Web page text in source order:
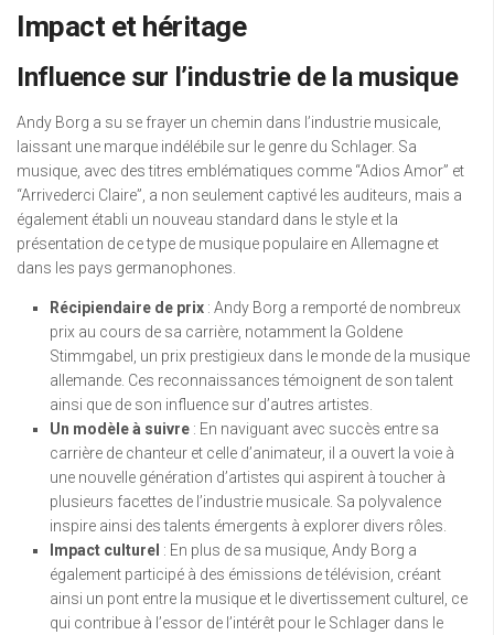
Impact et héritage
Influence sur l’industrie de la musique
Andy Borg a su se frayer un chemin dans l’industrie musicale,
laissant une marque indélébile sur le genre du Schlager. Sa
musique, avec des titres emblématiques comme “Adios Amor” et
“Arrivederci Claire”, a non seulement captivé les auditeurs, mais a
également établi un nouveau standard dans le style et la
présentation de ce type de musique populaire en Allemagne et
dans les pays germanophones.
Récipiendaire de prix : Andy Borg a remporté de nombreux
prix au cours de sa carrière, notamment la Goldene
Stimmgabel, un prix prestigieux dans le monde de la musique
allemande. Ces reconnaissances témoignent de son talent
ainsi que de son influence sur d’autres artistes.
Un modèle à suivre : En naviguant avec succès entre sa
carrière de chanteur et celle d’animateur, il a ouvert la voie à
une nouvelle génération d’artistes qui aspirent à toucher à
plusieurs facettes de l’industrie musicale. Sa polyvalence
inspire ainsi des talents émergents à explorer divers rôles.
Impact culturel : En plus de sa musique, Andy Borg a
également participé à des émissions de télévision, créant
ainsi un pont entre la musique et le divertissement culturel, ce
qui contribue à l’essor de l’intérêt pour le Schlager dans le